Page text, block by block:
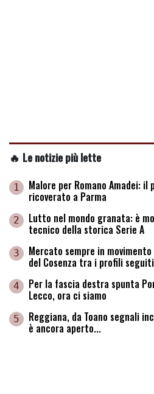
🔥 Le notizie più lette
1 Malore per Romano Amadei:
ricoverato a Parma
2 Lutto nel mondo granata: è
tecnico della storica Serie A
3 Mercato sempre in
del Cosenza tra i profili seguiti
4 Per la fascia destra spunta
Lecco, ora ci siamo
5 Reggiana, da Toano segnali
è ancora aperto...